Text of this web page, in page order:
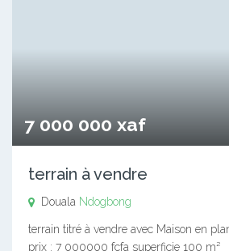
7 000 000 xaf
terrain à vendre
Douala Ndogbong
terrain titré à vendre avec Maison en
prix : 7 000000 fcfa superficie 100 m²